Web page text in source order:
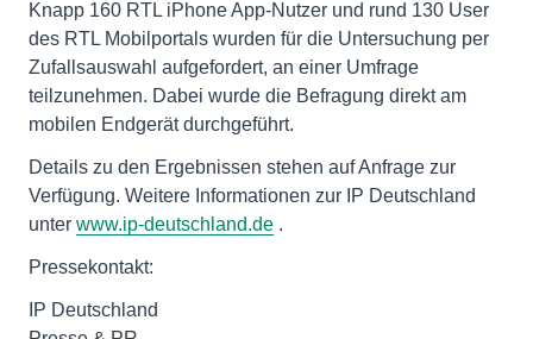
Knapp 160 RTL iPhone App-Nutzer und rund 130 User
des RTL Mobilportals wurden für die Untersuchung per
Zufallsauswahl aufgefordert, an einer Umfrage
teilzunehmen. Dabei wurde die Befragung direkt am
mobilen Endgerät durchgeführt.
Details zu den Ergebnissen stehen auf Anfrage zur
Verfügung. Weitere Informationen zur IP Deutschland
unter www.ip-deutschland.de .
Pressekontakt:
IP Deutschland